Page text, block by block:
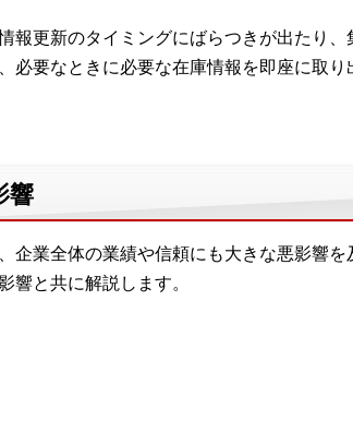
報更新のタイミングにばらつきが出たり
必要なときに必要な在庫情報を即座に取
響
企業全体の業績や信頼にも大きな悪影響
響と共に解説します。